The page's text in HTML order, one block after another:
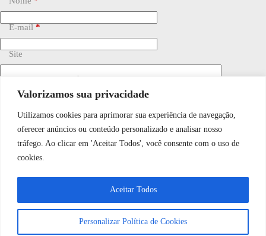
Valorizamos sua privacidade
Utilizamos cookies para aprimorar sua experiência de navegação,
oferecer anúncios ou conteúdo personalizado e analisar nosso
tráfego. Ao clicar em 'Aceitar Todos', você consente com o uso de
cookies.
Personalizar Política de Cookies
Aceitar Todos
E-mail *
Site
Adicionar comentário
Salvar meu nome, e-mail e site neste navegador para a
próxima vez que eu comentar.
Publicar comentário
WhatsApp JF Tech
Vamos conversar e descobrir como
podemos ajudá-lo hoje?